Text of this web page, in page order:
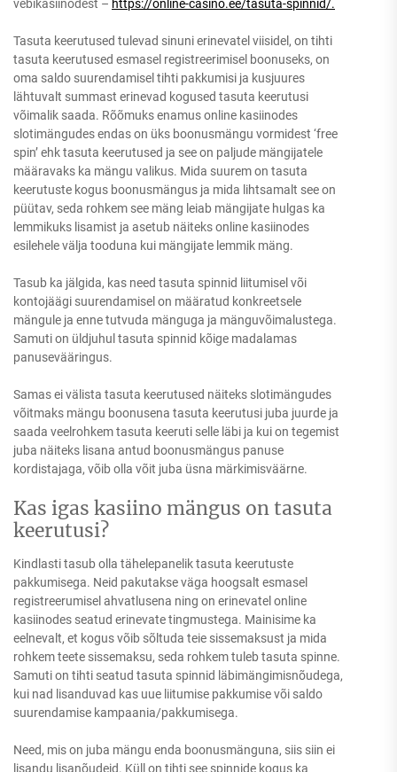
vebikasiinodest – https://online-casino.ee/tasuta-spinnid/.
Tasuta keerutused tulevad sinuni erinevatel viisidel, on tihti
tasuta keerutused esmasel registreerimisel boonuseks, on
oma saldo suurendamisel tihti pakkumisi ja kusjuures
lähtuvalt summast erinevad kogused tasuta keerutusi
võimalik saada. Rõõmuks enamus online kasiinodes
slotimängudes endas on üks boonusmängu vormidest ‘free
spin’ ehk tasuta keerutused ja see on paljude mängijatele
määravaks ka mängu valikus. Mida suurem on tasuta
keerutuste kogus boonusmängus ja mida lihtsamalt see on
püütav, seda rohkem see mäng leiab mängijate hulgas ka
lemmikuks lisamist ja asetub näiteks online kasiinodes
esilehele välja tooduna kui mängijate lemmik mäng.
Tasub ka jälgida, kas need tasuta spinnid liitumisel või
kontojäägi suurendamisel on määratud konkreetsele
mängule ja enne tutvuda mänguga ja mänguvõimalustega.
Samuti on üldjuhul tasuta spinnid kõige madalamas
panusevääringus.
Samas ei välista tasuta keerutused näiteks slotimängudes
võitmaks mängu boonusena tasuta keerutusi juba juurde ja
saada veelrohkem tasuta keeruti selle läbi ja kui on tegemist
juba näiteks lisana antud boonusmängus panuse
kordistajaga, võib olla võit juba üsna märkimisväärne.
Kas igas kasiino mängus on tasuta
keerutusi?
Kindlasti tasub olla tähelepanelik tasuta keerutuste
pakkumisega. Neid pakutakse väga hoogsalt esmasel
registreerumisel ahvatlusena ning on erinevatel online
kasiinodes seatud erinevate tingmustega. Mainisime ka
eelnevalt, et kogus võib sõltuda teie sissemaksust ja mida
rohkem teete sissemaksu, seda rohkem tuleb tasuta spinne.
Samuti on tihti seatud tasuta spinnid läbimängimisnõudega,
kui nad lisanduvad kas uue liitumise pakkumise või saldo
suurendamise kampaania/pakkumisega.
Need, mis on juba mängu enda boonusmänguna, siis siin ei
lisandu lisanõudeid. Küll on tihti see spinnide kogus ka